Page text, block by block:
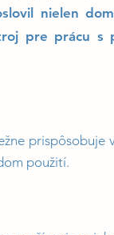
nielen
pre prácu s
prispôsobuje
použití.